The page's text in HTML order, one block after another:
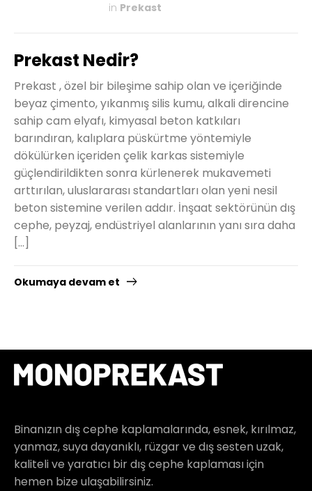
in Prekast
Prekast Nedir?
Prekast , özel bir bileşime sahip olan ve içeriğinde
beyaz çimento, yıkanmış silis kumu, alkali direncine
sahip cam elyafı, kimyasal beton katkıları
barındıran, kalıplara püskürtme yöntemiyle
dökülürken içeriden çelik karkas sistemiyle
güçlendirildikten sonra kürlenerek mukavemeti
arttırılan, uluslararası standartları olan yeni nesil
beton sistemine verilen addır. İnşaat sektörünün dış
cephe, peyzaj, endüstriyel alanlarının yanı sıra daha
[…]
Okumaya devam et
Binanızın dış cephe kaplamalarında, esnek, kırılmaz,
yanmaz, suya dayanıklı, rüzgar ve dış sesten uzak,
kaliteli ve yaratıcı bir dış cephe kaplaması için
hemen bize ulaşabilirsiniz.